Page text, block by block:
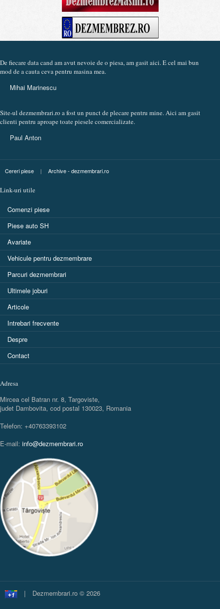
De fiecare data cand am avut nevoie de o piesa, am gasit aici. E cel mai bun
mod de a cauta ceva pentru masina mea.
Mihai Marinescu
Site-ul dezmembrari.ro a fost un punct de plecare pentru mine. Aici am gasit
clienti pentru aproape toate piesele comercializate.
Paul Anton
Cereri piese | Archive - dezmembrari.ro
Link-uri utile
Comenzi piese
Piese auto SH
Avariate
Vehicule pentru dezmembrare
Parcuri dezmembrari
Ultimele joburi
Articole
Intrebari frecvente
Despre
Contact
Adresa
Mircea cel Batran nr. 8, Targoviste,
judet Dambovita, cod postal 130023, Romania
Telefon: +40763393102
E-mail: info@dezmembrari.ro
| Dezmembrari.ro © 2026